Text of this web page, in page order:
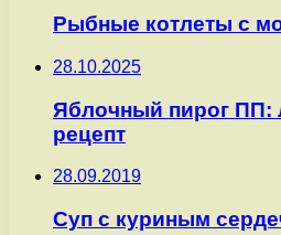
Рыбные котлеты с
28.10.2025
Яблочный пирог ПП:
рецепт
28.09.2019
Суп с куриным